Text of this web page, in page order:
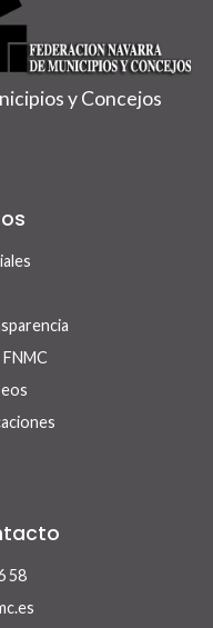
y Concejos
58